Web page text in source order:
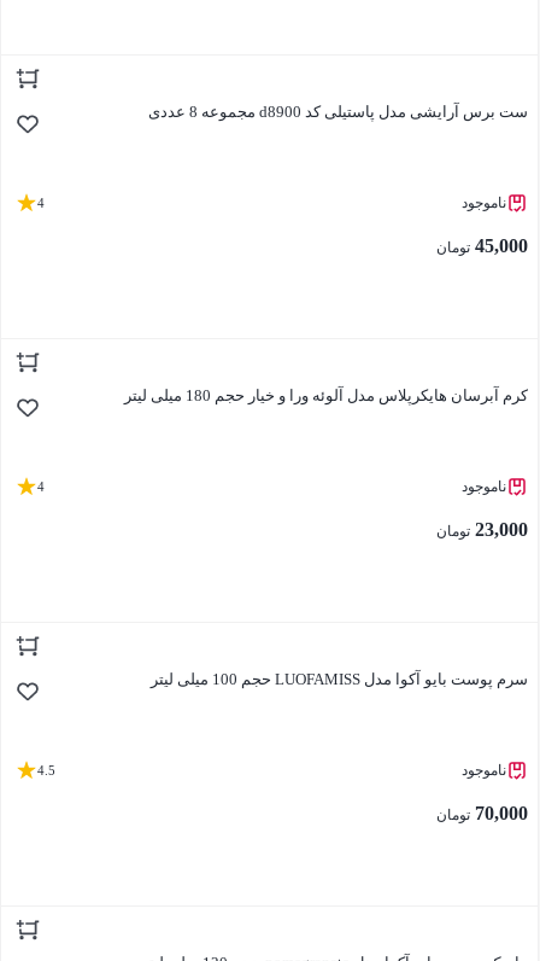
ست برس آرایشی مدل پاستیلی کد d8900 مجموعه 8 عددی
ناموجود 4
45,000 تومان
کرم آبرسان هایکرپلاس مدل آلوئه ورا و خیار حجم 180 میلی لیتر
ناموجود 4
23,000 تومان
سرم پوست بایو آکوا مدل LUOFAMISS حجم 100 میلی لیتر
ناموجود 4.5
70,000 تومان